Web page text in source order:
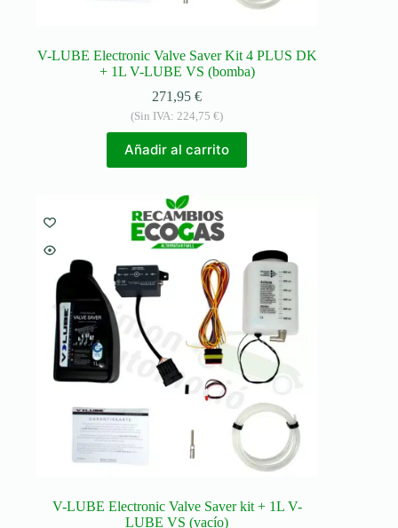
V-LUBE Electronic Valve Saver Kit 4 PLUS DK
+ 1L V-LUBE VS (bomba)
271,95€
(Sin IVA: 224,75€)
Añadir al carrito
V-LUBE Electronic Valve Saver kit + 1L V-
LUBE VS (vacío)